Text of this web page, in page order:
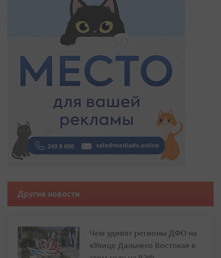
Другие новости
Чем удивят регионы ДФО на
«Улице Дальнего Востока» в